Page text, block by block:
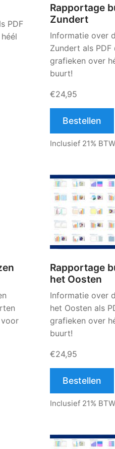
PDF
Rapportage
Zundert
Informatie over
Zundert als
grafieken over
buurt!
€24,95
Bestellen
Inclusief 21% BTW
Rapportage
het Oosten
Informatie over
het Oosten als
grafieken over
buurt!
€24,95
Bestellen
Inclusief 21% BTW